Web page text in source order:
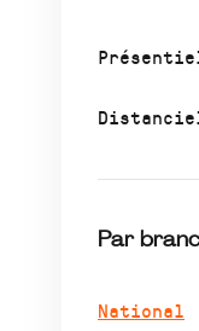
Par
National